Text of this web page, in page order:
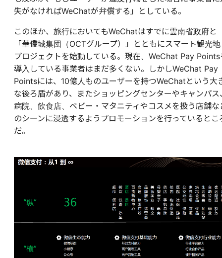
失がなければWeChatが弁償する」としている。
このほか、旅行においてもWeChatはすでに雲南省政府と
「華僑城集団（OCTグループ）」とともにスマート観光地
プロジェクトを始動している。現在、WeChat Pay Points
導入している事業者はまだ多くない。しかしWeChat Pay
Pointsには、10億人ものユーザーを持つWeChatという大
な後ろ盾があり、またショッピングセンターやキャンパス
病院、飲食店、ベビー・マタニティやコスメを扱う店舗な
のシーンに浸透するようプロモーションを行っているとこ
だ。